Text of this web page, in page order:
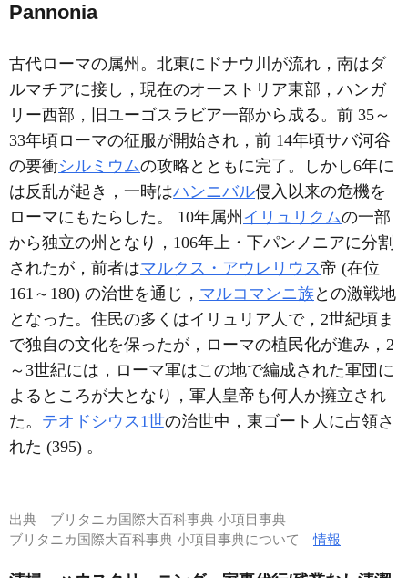
Pannonia
古代ローマの属州。北東にドナウ川が流れ，南はダ
ルマチアに接し，現在のオーストリア東部，ハンガ
リー西部，旧ユーゴスラビア一部から成る。前 35～
33年頃ローマの征服が開始され，前 14年頃サバ河谷
の要衝シルミウムの攻略とともに完了。しかし6年に
は反乱が起き，一時はハンニバル侵入以来の危機を
ローマにもたらした。 10年属州 イリュリクムの一部
から独立の州となり，106年上・下パンノニアに分割
されたが，前者はマルクス・アウレリウス帝 (在位
161～180) の治世を通じ， マルコマンニ族との激戦地
となった。住民の多くはイリュリア人で，2世紀頃ま
で独自の文化を保ったが，ローマの植民化が進み，2
～3世紀には，ローマ軍はこの地で編成された軍団に
よるところが大となり，軍人皇帝も何人か擁立され
た。 テオドシウス1世の治世中，東ゴート人に占領さ
れた (395) 。
出典 ブリタニカ国際大百科事典 小項目事典
ブリタニカ国際大百科事典 小項目事典について情報